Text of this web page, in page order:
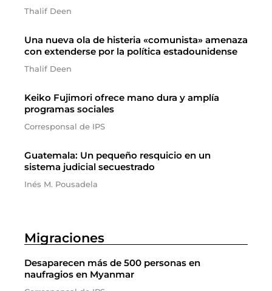
Thalif Deen
Una nueva ola de histeria «comunista» amenaza
con extenderse por la política estadounidense
Thalif Deen
Keiko Fujimori ofrece mano dura y amplía
programas sociales
Corresponsal de IPS
Guatemala: Un pequeño resquicio en un
sistema judicial secuestrado
Inés M. Pousadela
Migraciones
Desaparecen más de 500 personas en
naufragios en Myanmar